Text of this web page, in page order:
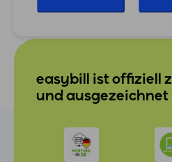
easybill ist offiziell
und ausgezeichnet